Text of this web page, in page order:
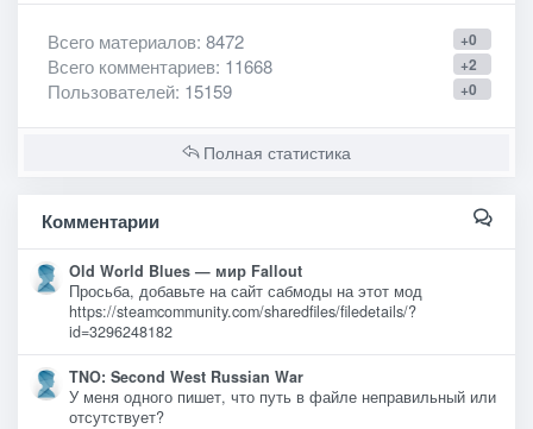
+0
Всего материалов: 8472
+2
Всего комментариев: 11668
+0
Пользователей: 15159
Полная статистика
Комментарии
Old World Blues — мир Fallout
Просьба, добавьте на сайт сабмоды на этот мод
https://steamcommunity.com/sharedfiles/filedetails/?
id=3296248182
TNO: Second West Russian War
У меня одного пишет, что путь в файле неправильный или
отсутствует?